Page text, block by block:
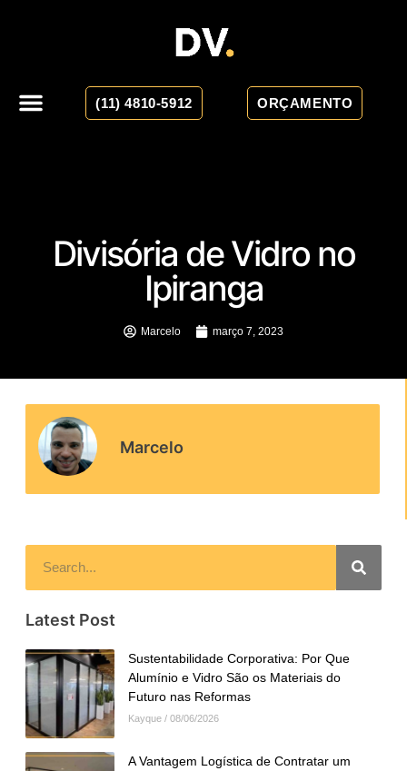
ORÇAMENTO
(11) 4810-5912
Divisória de Vidro no
Ipiranga
Marcelo março 7, 2023
Marcelo
Latest Post
Sustentabilidade Corporativa: Por Que
Alumínio e Vidro São os Materiais do
Futuro nas Reformas
Kayque 08/06/2026
A Vantagem Logística de Contratar um